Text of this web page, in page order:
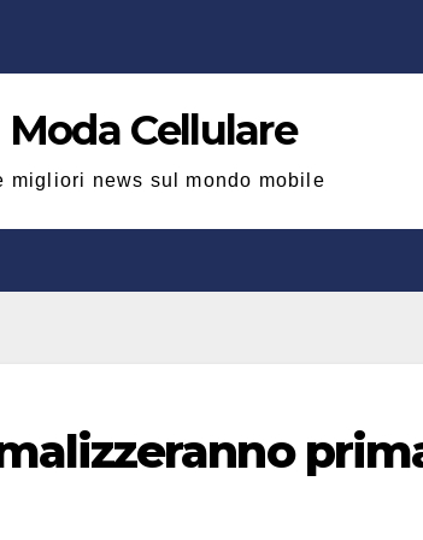
Moda Cellulare
migliori news sul mondo mobile